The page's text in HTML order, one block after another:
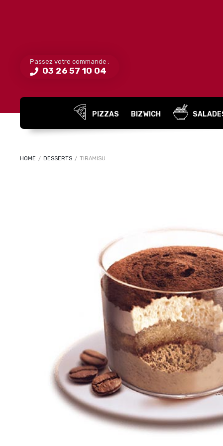
Passez votre commande :
03 26 57 10 04
PIZZAS BIZWICH
HOME / DESSERTS / TIRAMISU